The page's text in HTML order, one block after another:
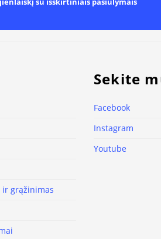
su išskirtiniais pasiūlymais
ir grąžinimas
Sekite
Facebook
Instagram
Youtube